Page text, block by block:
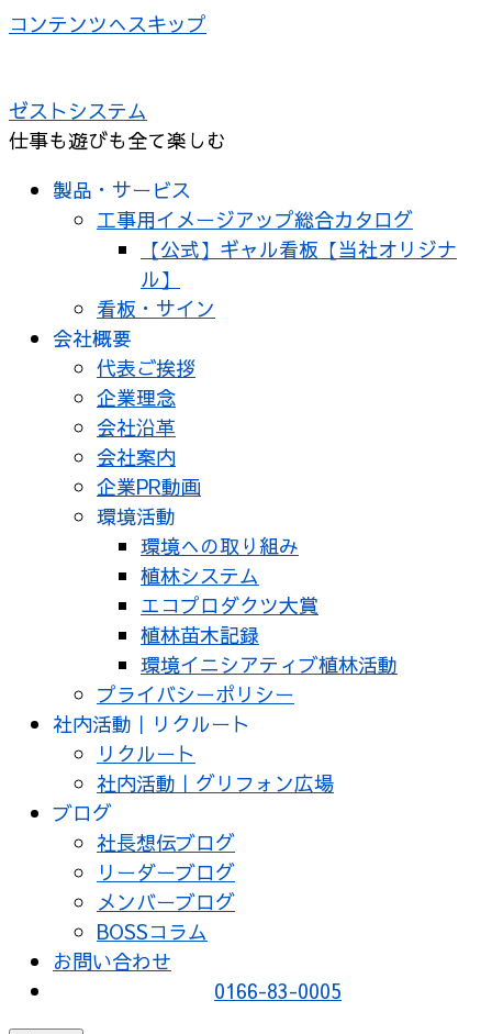
コンテンツへスキップ
ゼストシステム
仕事も遊びも全て楽しむ
製品・サービス
工事用イメージアップ総合カタログ
【公式】ギャル看板【当社オリジナ
ル】
看板・サイン
会社概要
代表ご挨拶
企業理念
会社沿革
会社案内
企業PR動画
環境活動
環境への取り組み
植林システム
エコプロダクツ大賞
植林苗木記録
環境イニシアティブ植林活動
プライバシーポリシー
社内活動｜リクルート
リクルート
社内活動｜グリフォン広場
ブログ
社長想伝ブログ
リーダーブログ
メンバーブログ
BOSSコラム
お問い合わせ
0166-83-0005